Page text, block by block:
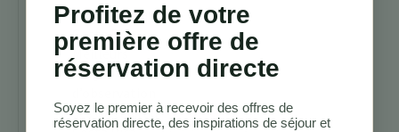
randonnée au
Costa Rica
Meilleurs
lodges
des oiseaux au
Profitez de votre
première offre de
réservation directe
Soyez le premier à recevoir des offres de
réservation directe, des inspirations de séjour et